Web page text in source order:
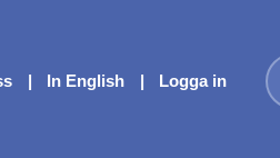
In English Logga in